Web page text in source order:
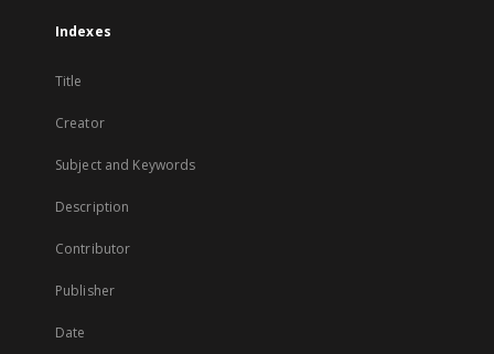
Indexes
Title
Creator
Subject and Keywords
Description
Contributor
Publisher
Date